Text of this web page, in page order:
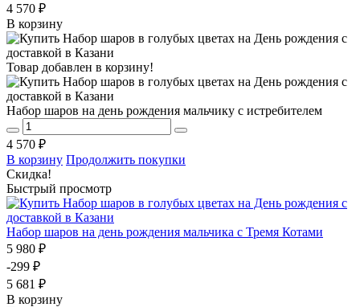
4 570 ₽
В корзину
Товар добавлен в корзину!
Набор шаров на день рождения мальчику с истребителем
4 570 ₽
В корзину Продолжить покупки
Скидка!
Быстрый просмотр
Набор шаров на день рождения мальчика с Тремя Котами
5 980 ₽
-299 ₽
5 681 ₽
В корзину